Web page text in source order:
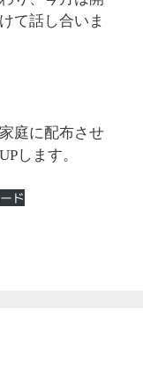
て話し合いま
庭に配布させ
します。
ド